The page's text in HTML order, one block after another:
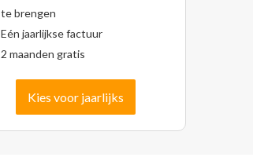
te brengen
Eén jaarlijkse factuur
2 maanden gratis
Kies voor jaarlijks